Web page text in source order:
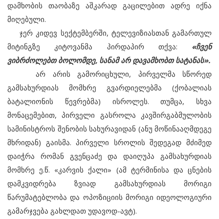
დამხობის თაობაზე აშკარად გაცილებით ადრე იქნა
მიღებული.
ჯერ კიდევ სექტემბერში, ტელევიზიასთან გამართულ
მიტინგზე კიტოვანმა პირდაპირ თქვა: «ჩვენ
ვიბრძოლებთ ბოლომდე, სანამ არ დავამხობთ სატანას».
არ არის გამორიცხული, პირველმა სწორედ
გამსახურდიას მომხრე გვარდიელებმა (ქობალიას
ბატალიონის წევრებმა) ისროლეს. თუმცა, სხვა
მონაცემებით, პირველი გასროლა კავშირგაბმულობის
სამინისტროს შენობის სახურავიდან (ანუ მოწინააღმდეგე
მხრიდან) გაისმა. პირველი სროლის შედეგად მძიმედ
დაიჭრა რომან გვენცაძე და დაიღუპა გამსახურდიას
მომხრე ე.წ. «კარვის ქალი» (ამ ტერმინისა და ცნების
დამკვიდრება ზვიად გამსახურდიას მორიგი
წარუმატებლობა და ოპოზიციის მორიგი იდეოლოგიური
გამარჯვება გახლდათ უდავოდ-ავტ).